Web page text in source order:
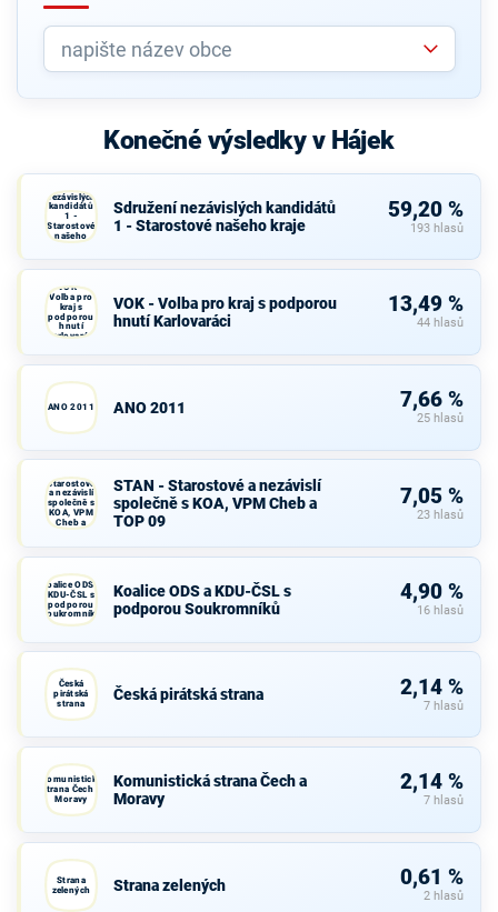
Konečné výsledky v Hájek
nezávislých
kandidátů
1 -
Starostové
našeho
kraje
Sdružení nezávislých kandidátů
1 - Starostové našeho kraje
59,20 %
193 hlasů
VOK -
Volba pro
kraj s
podporou
hnutí
Karlovaráci
VOK - Volba pro kraj s podporou
hnutí Karlovaráci
13,49 %
44 hlasů
ANO 2011 ANO 2011 7,66 %
25 hlasů
Starostové
a nezávislí
společně s
KOA, VPM
Cheb a
TOP 09
STAN - Starostové a nezávislí
společně s KOA, VPM Cheb a
TOP 09
7,05 %
23 hlasů
Koalice ODS a
KDU-ČSL s
podporou
Soukromníků
Koalice ODS a KDU-ČSL s
podporou Soukromníků
4,90 %
16 hlasů
Česká
pirátská
strana
Česká pirátská strana 2,14 %
7 hlasů
Komunistická
strana Čech a
Moravy
Komunistická strana Čech a
Moravy
2,14 %
7 hlasů
Strana
zelených
Strana zelených 0,61 %
2 hlasů